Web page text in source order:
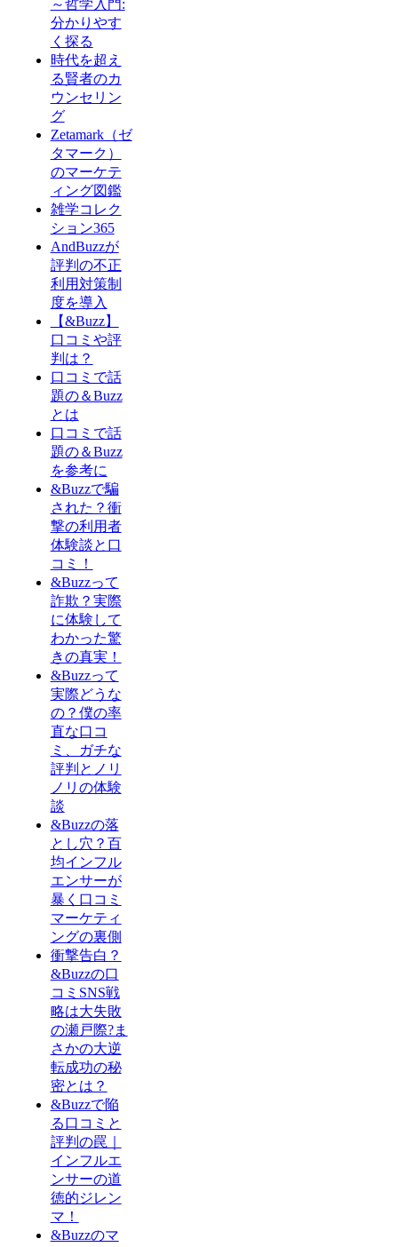
～哲学入門:
分かりやす
く探る
時代を超え
る賢者のカ
ウンセリン
グ
Zetamark（ゼ
タマーク）
のマーケテ
ィング図鑑
雑学コレク
ション365
AndBuzzが
評判の不正
利用対策制
度を導入
【&Buzz】
口コミや評
判は？
口コミで話
題の＆Buzz
とは
口コミで話
題の＆Buzz
を参考に
&Buzzで騙
された？衝
撃の利用者
体験談と口
コミ！
&Buzzって
詐欺？実際
に体験して
わかった驚
きの真実！
&Buzzって
実際どうな
の？僕の率
直な口コ
ミ、ガチな
評判とノリ
ノリの体験
談
&Buzzの落
とし穴？百
均インフル
エンサーが
暴く口コミ
マーケティ
ングの裏側
衝撃告白？
&Buzzの口
コミSNS戦
略は大失敗
の瀬戸際?ま
さかの大逆
転成功の秘
密とは？
&Buzzで陥
る口コミと
評判の罠｜
インフルエ
ンサーの道
徳的ジレン
マ！
&Buzzのマ